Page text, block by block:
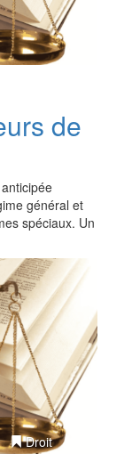
de
général et
spéciaux. Un
Droit